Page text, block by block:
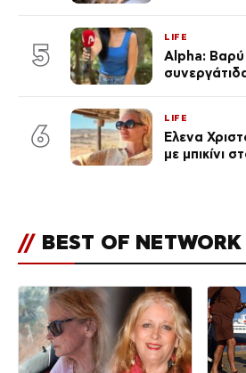
5
LIFE
Alpha: Βαρύ
του Θεού»
6
LIFE
Έλενα
με μπικίνι
// BEST OF NETWORK